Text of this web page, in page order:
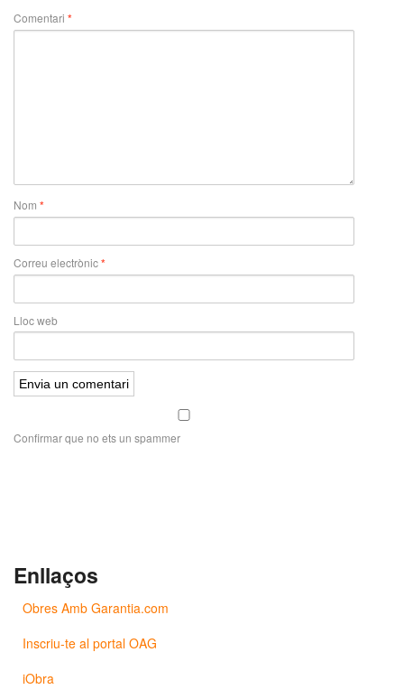
Comentari *
Nom *
Correu electrònic*
Lloc web
Confirmar que no ets un spammer
Enllaços
Obres Amb Garantia.com
Inscriu-te al portal OAG
iObra